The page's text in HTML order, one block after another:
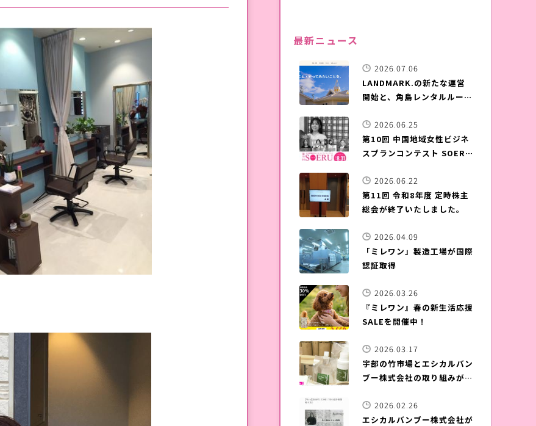
最新ニュース
2026.07.06
LANDMARK.の新たな運営
開始と、角島レンタルルーム
2026.06.25
第10回 中国地域女性ビジネ
スプランコンテスト SOERU
2026.06.22
第11回 令和8年度 定時株主
総会が終了いたしました。
2026.04.09
「ミレワン」製造工場が国際
認証取得
2026.03.26
『ミレワン』春の新生活応援
SALEを開催中！
2026.03.17
宇部の竹市場とエシカルバン
ブー株式会社の取り組みが
れました！
2026.02.26
エシカルバンブー株式会社が